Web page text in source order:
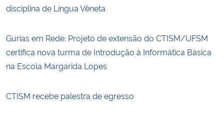
disciplina de Língua Vêneta
Gurias em Rede: Projeto de extensão do CTISM/UFSM
certifica nova turma de Introdução à Informática Básica
na Escola Margarida Lopes
CTISM recebe palestra de egresso